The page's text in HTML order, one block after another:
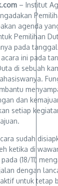
– Institut
agenda
Pemilihan
pada
ini pada
di sebuah
dan
setiap
sudah
ketika di
(18/11)
dengan
untuk tetap